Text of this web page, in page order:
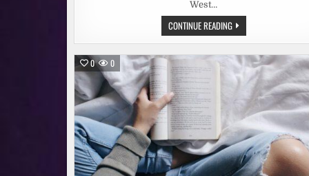
West…
CONTINUE READINGSIENNA
MILLER
UND
DOMINIC
WEST
FÜHREN
AB
5.
OKTOBER
DEN
CAST
DER
SKY
ORIGINAL
SERIE
„WAR“
AN
0 0